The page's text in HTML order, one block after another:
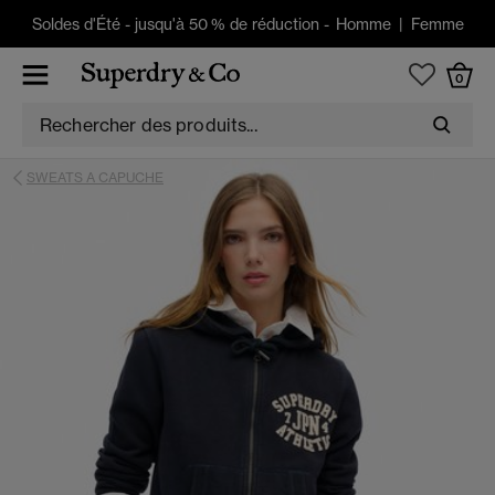
Soldes d'Été -jusqu'à 50 % de réduction - Homme| Femme
0
SWEATS A CAPUCHE